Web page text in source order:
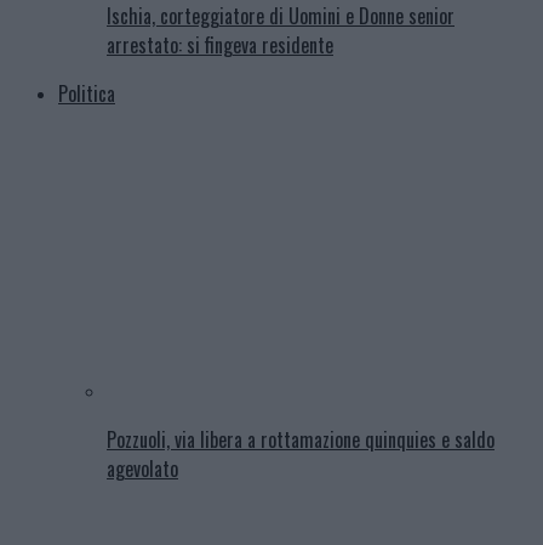
Ischia, corteggiatore di Uomini e Donne senior
arrestato: si fingeva residente
Politica
Pozzuoli, via libera a rottamazione quinquies e saldo
agevolato